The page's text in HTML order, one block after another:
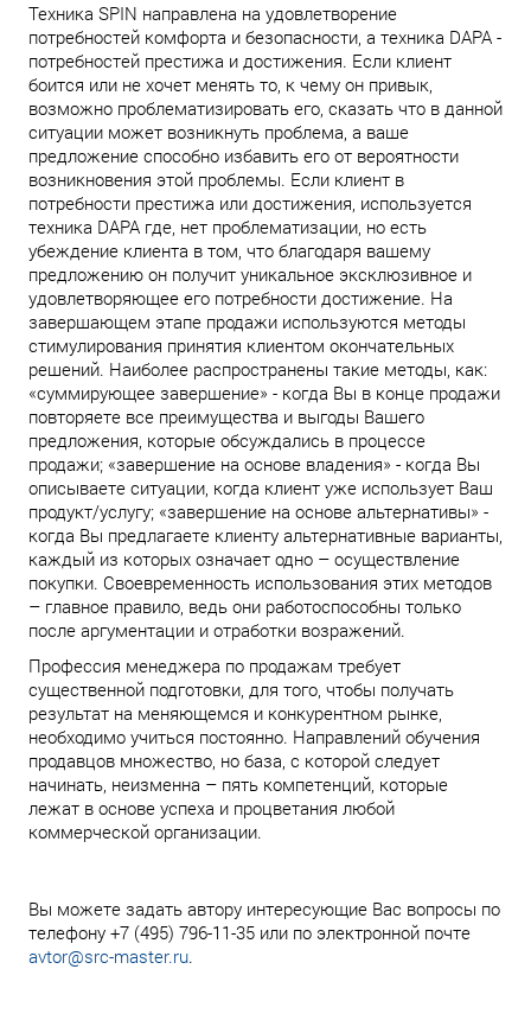
Техника SPIN направлена на удовлетворение
потребностей комфорта и безопасности, а техника DAPA -
потребностей престижа и достижения. Если клиент
боится или не хочет менять то, к чему он привык,
возможно проблематизировать его, сказать что в данной
ситуации может возникнуть проблема, а ваше
предложение способно избавить его от вероятности
возникновения этой проблемы. Если клиент в
потребности престижа или достижения, используется
техника DAPA где, нет проблематизации, но есть
убеждение клиента в том, что благодаря вашему
предложению он получит уникальное эксклюзивное и
удовлетворяющее его потребности достижение. На
завершающем этапе продажи используются методы
стимулирования принятия клиентом окончательных
решений. Наиболее распространены такие методы, как:
«суммирующее завершение» - когда Вы в конце продажи
повторяете все преимущества и выгоды Вашего
предложения, которые обсуждались в процессе
продажи; «завершение на основе владения» - когда Вы
описываете ситуации, когда клиент уже использует Ваш
продукт/услугу; «завершение на основе альтернативы» -
когда Вы предлагаете клиенту альтернативные варианты,
каждый из которых означает одно – осуществление
покупки. Своевременность использования этих методов
– главное правило, ведь они работоспособны только
после аргументации и отработки возражений.
Профессия менеджера по продажам требует
существенной подготовки, для того, чтобы получать
результат на меняющемся и конкурентном рынке,
необходимо учиться постоянно. Направлений обучения
продавцов множество, но база, с которой следует
начинать, неизменна – пять компетенций, которые
лежат в основе успеха и процветания любой
коммерческой организации.
Вы можете задать автору интересующие Вас вопросы по
телефону +7 (495) 796-11-35 или по электронной почте
avtor@src-master.ru.